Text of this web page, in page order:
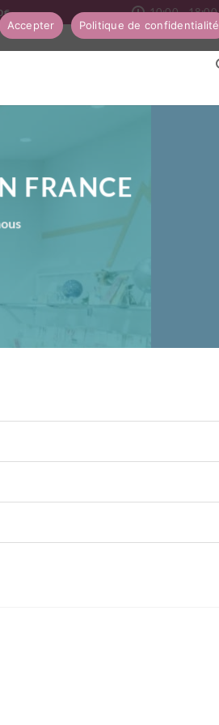
10:00 - 18:00
FRANCE
Accepter Politique de confidentialité